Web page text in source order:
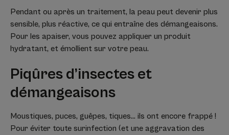
Pendant ou après un traitement, la peau peut devenir plus
sensible, plus réactive, ce qui entraîne des démangeaisons.
Pour les apaiser, vous pouvez appliquer un produit
hydratant, et émollient sur votre peau.
Piqûres d’insectes et
démangeaisons
Moustiques, puces, guêpes, tiques… ils ont encore frappé !
Pour éviter toute surinfection (et une aggravation des